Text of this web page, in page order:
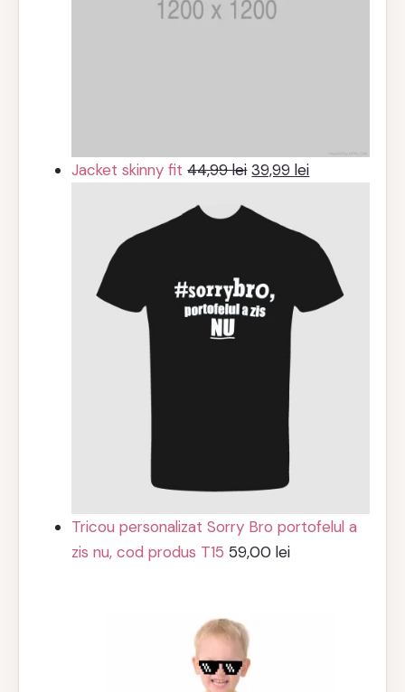
Jacket skinny fit 44,99lei Prețul
a
39,99leiPrețul
39,99 lei.
Tricou personalizat Sorry Bro portofelul a
zis nu, cod produs T15 59,00lei